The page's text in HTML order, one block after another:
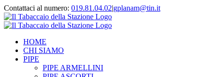
Contattaci al numero: 019.81.04.02|gplanam@tin.it
HOME
CHI SIAMO
PIPE
PIPE ARMELLINI